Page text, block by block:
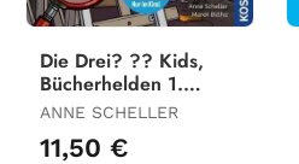
Die Drei? ?? Kids,
Bücherhelden 1.
Klasse, Vorsicht,
ANNE SCHELLER
11,50 €